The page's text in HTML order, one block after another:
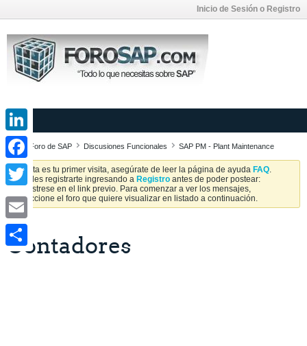
Inicio de Sesión o Registro
Foro de SAP Discusiones Funcionales SAP PM - Plant Maintenance
Si esta es tu primer visita, asegúrate de leer la página de ayuda FAQ.
Puedes registrarte ingresando a Registro antes de poder postear:
Regístrese en el link previo. Para comenzar a ver los mensajes,
seleccione el foro que quiere visualizar en listado a continuación.
Contadores
LinkedIn
Facebook
Twitter
Email